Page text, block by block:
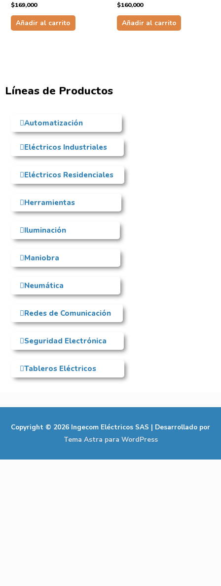
$169,000
Añadir al carrito
$160,000
Añadir al carrito
Líneas de Productos
Automatización
Eléctricos Industriales
Eléctricos Residenciales
Herramientas
Iluminación
Maniobra
Neumática
Redes de Comunicación
Seguridad Electrónica
Tableros Eléctricos
Copyright © 2026 Ingecom Eléctricos SAS | Desarrollado por
Tema Astra para WordPress